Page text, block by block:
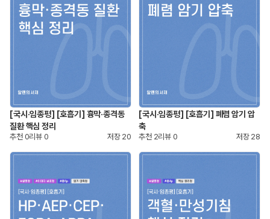
[국시·임종평] [호흡기] 흉막·종격동
질환 핵심 정리
추천 0리뷰 0 저장 20
[국시·임종평] [호흡기] 폐렴 암기 압
축
추천 2리뷰 0 저장 28